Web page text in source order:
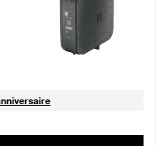
€ par mois, Sans engagement